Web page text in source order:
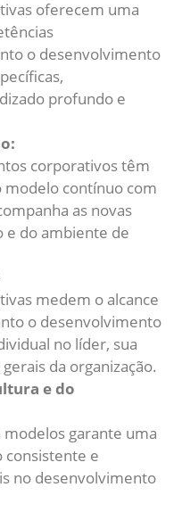
oferecem uma
o desenvolvimento
profundo e
corporativos têm
modelo contínuo com
as novas
e do ambiente de
medem o alcance
o desenvolvimento
no líder, sua
da organização.
e do
garante uma
consistente e
no desenvolvimento